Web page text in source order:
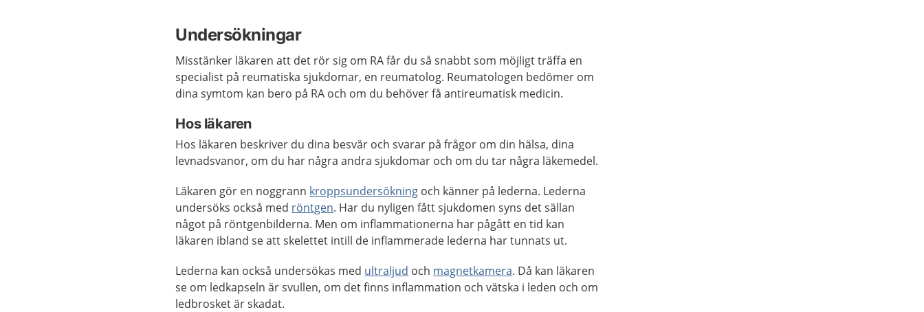
Undersökningar
Misstänker läkaren att det rör sig om RA får du så snabbt som möjligt träffa en
specialist på reumatiska sjukdomar, en reumatolog. Reumatologen bedömer om
dina symtom kan bero på RA och om du behöver få antireumatisk medicin.
Hos läkaren
Hos läkaren beskriver du dina besvär och svarar på frågor om din hälsa, dina
levnadsvanor, om du har några andra sjukdomar och om du tar några läkemedel.
Läkaren gör en noggrann kroppsundersökning och känner på lederna. Lederna
undersöks också med röntgen. Har du nyligen fått sjukdomen syns det sällan
något på röntgenbilderna. Men om inflammationerna har pågått en tid kan
läkaren ibland se att skelettet intill de inflammerade lederna har tunnats ut.
Lederna kan också undersökas med ultraljud och magnetkamera. Då kan läkaren
se om ledkapseln är svullen, om det finns inflammation och vätska i leden och om
ledbrosket är skadat.